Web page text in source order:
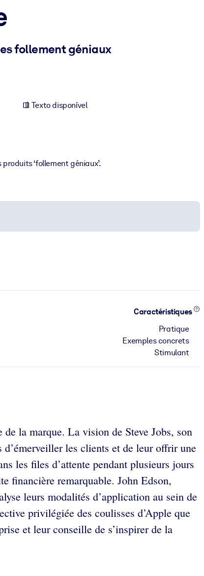
follement géniaux
Texto disponível
‘follement géniaux’.
Caractéristiques
Pratique
Exemples concrets
Stimulant
la marque. La vision de Steve Jobs, son
les clients et de leur offrir une
les files d’attente pendant plusieurs jours
financière remarquable. John Edson,
leurs modalités d’application au sein de
privilégiée des coulisses d’Apple que
et leur conseille de s’inspirer de la